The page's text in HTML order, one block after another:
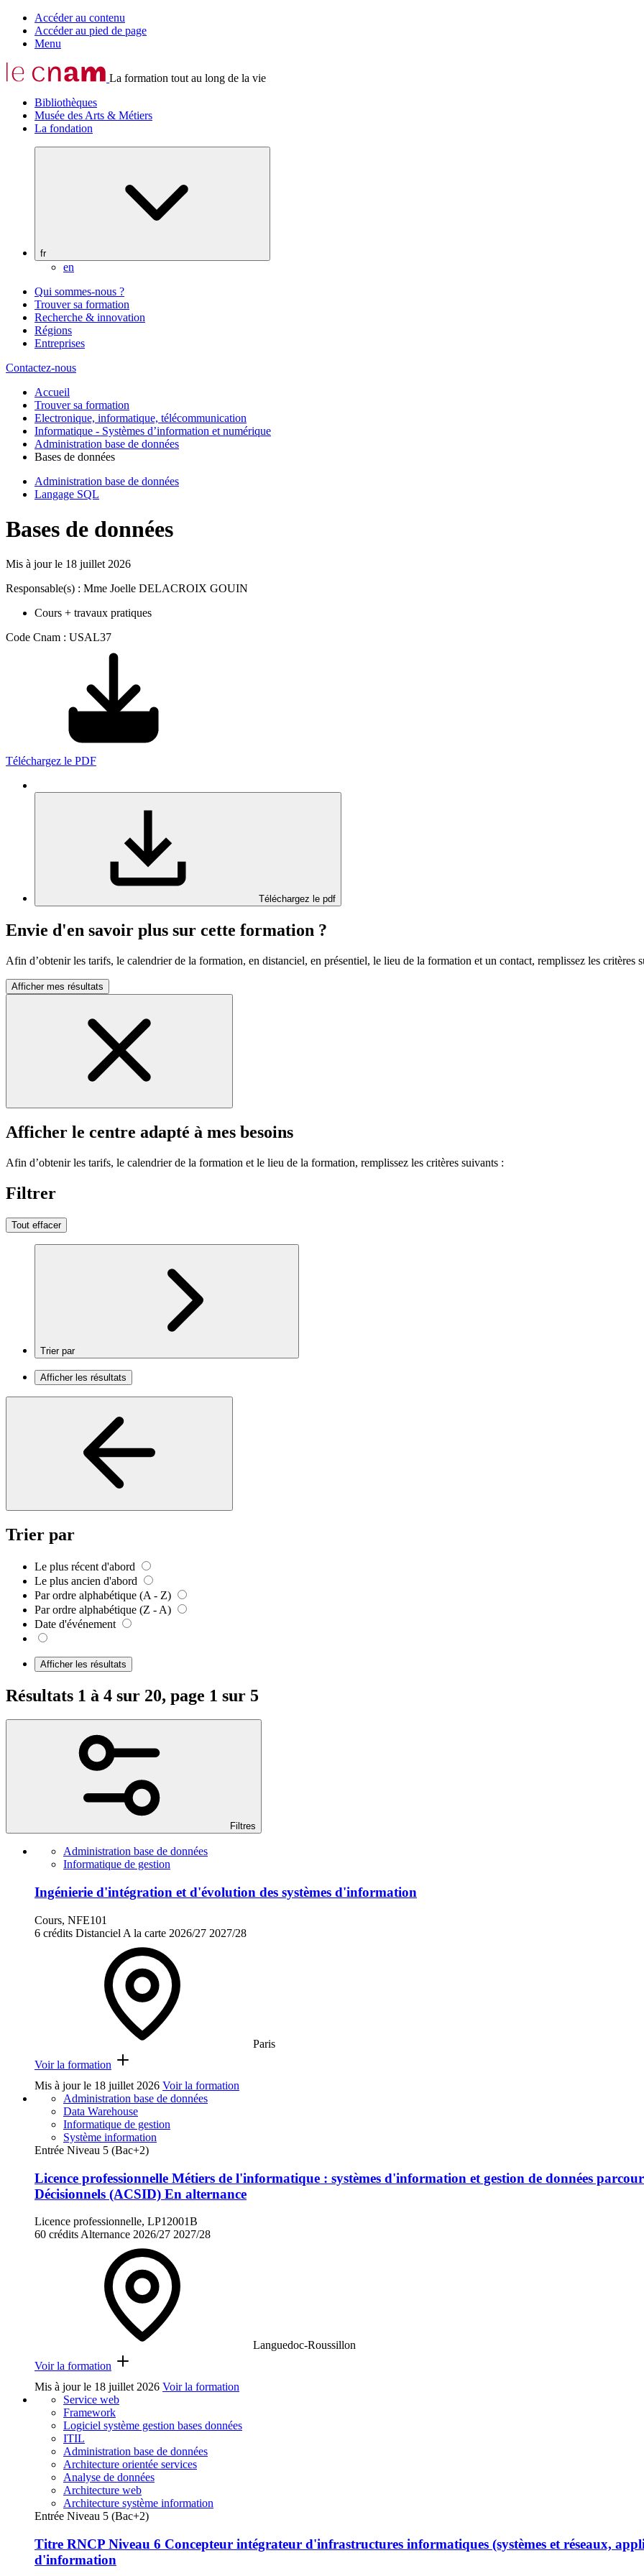
Accéder au contenu
Accéder au pied de page
Menu
La formation tout au long de la vie
Bibliothèques
Musée des Arts & Métiers
La fondation
fr
en
Qui sommes-nous ?
Trouver sa formation
Recherche & innovation
Régions
Entreprises
Contactez-nous
Accueil
Trouver sa formation
Electronique, informatique, télécommunication
Informatique - Systèmes d’information et numérique
Administration base de données
Bases de données
Administration base de données
Langage SQL
Bases de données
Mis à jour le 18 juillet 2026
Responsable(s) : Mme Joelle DELACROIX GOUIN
Cours + travaux pratiques
Code Cnam : USAL37
Téléchargez le PDF
Téléchargez le pdf
Envie d'en savoir plus sur cette formation ?
Afin d’obtenir les tarifs, le calendrier de la formation, en distanciel, en présentiel, le lieu de la formation et un contact, remplissez les critères
Afficher mes résultats
Afficher le centre adapté à mes besoins
Afin d’obtenir les tarifs, le calendrier de la formation et le lieu de la formation, remplissez les critères suivants :
Filtrer
Tout effacer
Trier par
Afficher les résultats
Trier par
Le plus récent d'abord
Le plus ancien d'abord
Par ordre alphabétique (A - Z)
Par ordre alphabétique (Z - A)
Date d'événement
Afficher les résultats
Résultats 1 à 4 sur 20, page 1 sur 5
Filtres
Administration base de données
Informatique de gestion
Ingénierie d'intégration et d'évolution des systèmes d'information
Cours, NFE101
6 crédits Distanciel A la carte 2026/27 2027/28
Paris
Voir la formation
Mis à jour le 18 juillet 2026 Voir la formation
Administration base de données
Data Warehouse
Informatique de gestion
Système information
Entrée Niveau 5 (Bac+2)
Licence professionnelle Métiers de l'informatique : systèmes d'information et gestion de données
Décisionnels (ACSID) En alternance
Licence professionnelle, LP12001B
60 crédits Alternance 2026/27 2027/28
Languedoc-Roussillon
Voir la formation
Mis à jour le 18 juillet 2026 Voir la formation
Service web
Framework
Logiciel système gestion bases données
ITIL
Administration base de données
Architecture orientée services
Analyse de données
Architecture web
Architecture système information
Entrée Niveau 5 (Bac+2)
Titre RNCP Niveau 6 Concepteur intégrateur d'infrastructures informatiques (systèmes et réseaux,
d'information